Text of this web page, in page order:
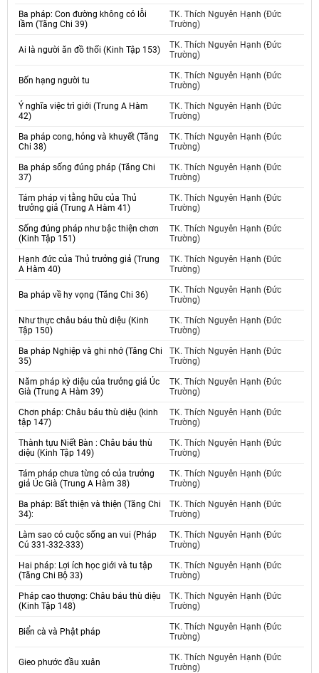
Ba pháp: Con đường không có lỗi
lầm (Tăng Chi 39)
TK. Thích Nguyên Hạnh (Đức
Trường)
Ai là người ăn đồ thối (Kinh Tập 153)
TK. Thích Nguyên Hạnh (Đức
Trường)
Bốn hạng người tu
TK. Thích Nguyên Hạnh (Đức
Trường)
Ý nghĩa việc trì giới (Trung A Hàm
42)
TK. Thích Nguyên Hạnh (Đức
Trường)
Ba pháp cong, hỏng và khuyết (Tăng
Chi 38)
TK. Thích Nguyên Hạnh (Đức
Trường)
Ba pháp sống đúng pháp (Tăng Chi
37)
TK. Thích Nguyên Hạnh (Đức
Trường)
Tám pháp vị tằng hữu của Thủ
trưởng giả (Trung A Hàm 41)
TK. Thích Nguyên Hạnh (Đức
Trường)
Sống đúng pháp như bậc thiện chơn
(Kinh Tập 151)
TK. Thích Nguyên Hạnh (Đức
Trường)
Hạnh đức của Thủ trưởng giả (Trung
A Hàm 40)
TK. Thích Nguyên Hạnh (Đức
Trường)
Ba pháp về hy vọng (Tăng Chi 36)
TK. Thích Nguyên Hạnh (Đức
Trường)
Như thực châu báu thù diệu (Kinh
Tập 150)
TK. Thích Nguyên Hạnh (Đức
Trường)
Ba pháp Nghiệp và ghi nhớ (Tăng Chi
35)
TK. Thích Nguyên Hạnh (Đức
Trường)
Năm pháp kỳ diệu của trưởng giả Úc
Già (Trung A Hàm 39)
TK. Thích Nguyên Hạnh (Đức
Trường)
Chơn pháp: Châu báu thù diệu (kinh
tập 147)
TK. Thích Nguyên Hạnh (Đức
Trường)
Thành tựu Niết Bàn : Châu báu thù
diệu (Kinh Tập 149)
TK. Thích Nguyên Hạnh (Đức
Trường)
Tám pháp chưa từng có của trưởng
giả Úc Già (Trung A Hàm 38)
TK. Thích Nguyên Hạnh (Đức
Trường)
Ba pháp: Bất thiện và thiện (Tăng Chi
34):
TK. Thích Nguyên Hạnh (Đức
Trường)
Làm sao có cuộc sống an vui (Pháp
Cú 331-332-333)
TK. Thích Nguyên Hạnh (Đức
Trường)
Hai pháp: Lợi ích học giới và tu tập
(Tăng Chi Bộ 33)
TK. Thích Nguyên Hạnh (Đức
Trường)
Pháp cao thượng: Châu báu thù diệu
(Kinh Tập 148)
TK. Thích Nguyên Hạnh (Đức
Trường)
Biển cà và Phật pháp
TK. Thích Nguyên Hạnh (Đức
Trường)
Gieo phước đầu xuân
TK. Thích Nguyên Hạnh (Đức
Trường)